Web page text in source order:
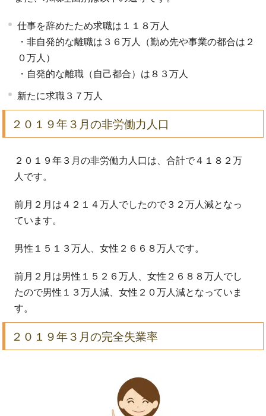
仕事を辞めたため求職は１１８万人
・非自発的な離職は３６万人（勤め先や事業の都合は２
０万人）
・自発的な離職（自己都合）は８３万人
新たに求職３７万人
２０１９年３月の非労働力人口
２０１９年３月の非労働力人口は、合計で４１８２万
人です。
前月２月は４２１４万人でしたので３２万人減となっ
ています。
男性１５１３万人、女性２６６８万人です。
前月２月は男性１５２６万人、女性２６８８万人でし
たので男性１３万人減、女性２０万人減となっていま
す。
２０１９年３月の完全失業率